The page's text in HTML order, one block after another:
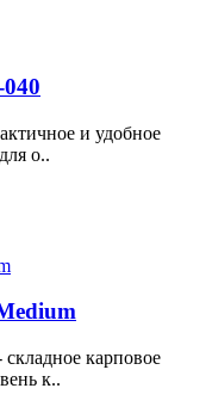
и удобное
о..
карповое
к..